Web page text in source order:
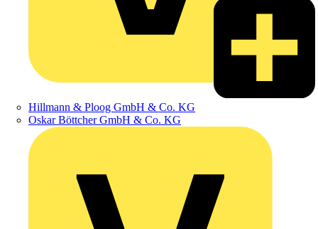
Hillmann & Ploog GmbH & Co. KG
Oskar Böttcher GmbH & Co. KG